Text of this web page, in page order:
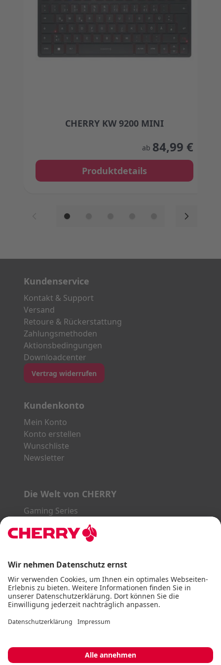
CHERRY KW 9200 MINI
ab 84,99 €
Produktdetails
Kundenservice
Kontakt & Support
Versand
Retoure & Rückerstattung
Zahlungsmethoden
Aktionsbedingungen
Downloadcenter
Vertrag widerrufen
Kundenkonto
Mein Konto
Konto erstellen
Wunschliste
Newsletter
Die Welt von CHERRY
Gaming Series
SLIM Line
Unsere Partner:
PayPal Visa MastercardAmerican Express
DHL
Barrierefreiheitserklärung